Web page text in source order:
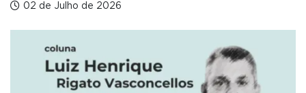
02 de Julho de 2026